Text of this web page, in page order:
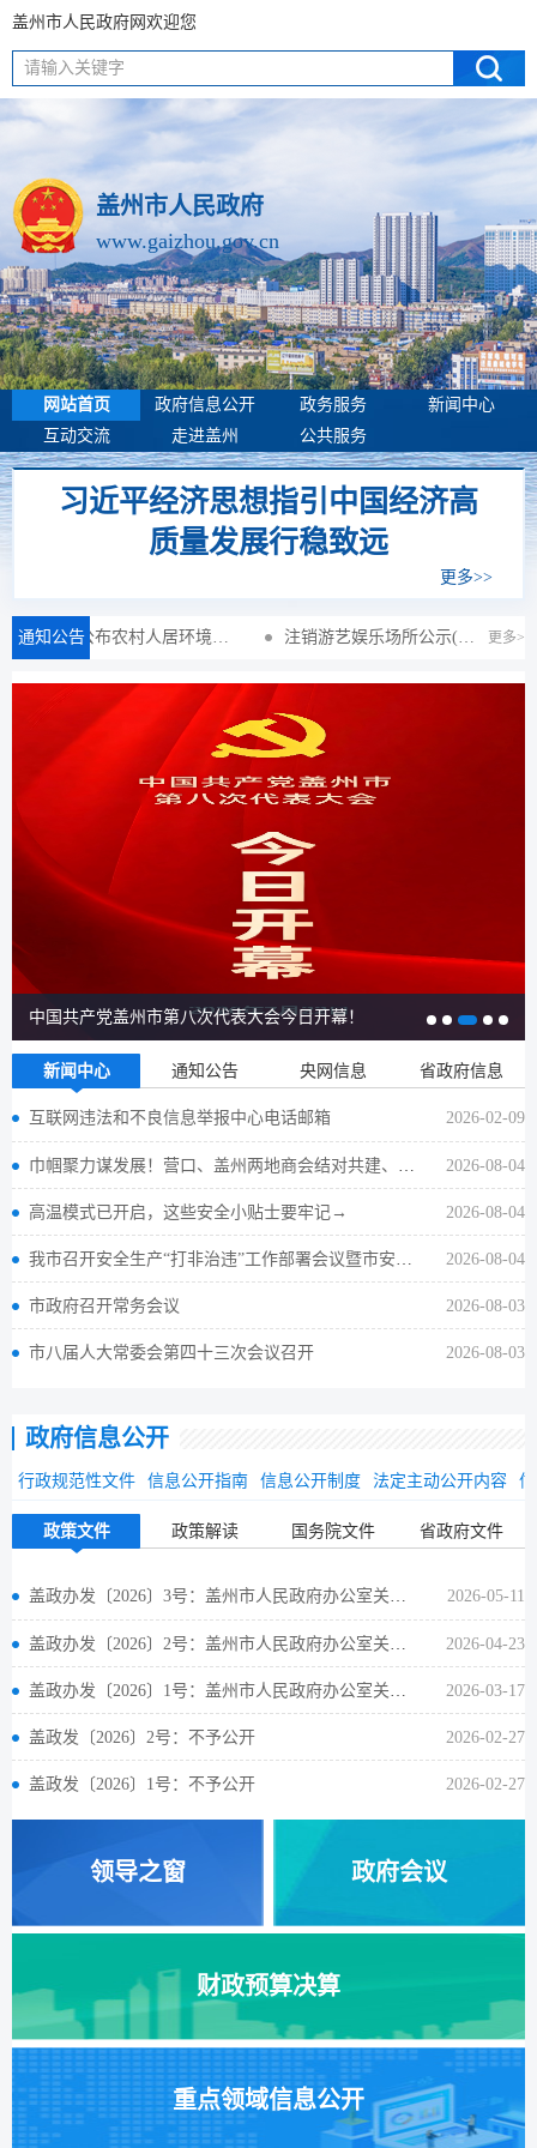
盖州市人民政府网欢迎您
请输入关键字
盖州市人民政府
www.gaizhou.gov.cn
网站首页 政府信息公开 政务服务
新闻中心
互动交流
走进盖州 公共服务
习近平经济思想指引中国经济高
质量发展行稳致远
更多>>
通知公告 关于公布农村人居环境整治工作监督电话的通告 注销游艺娱乐场所公示(盖州张欣永安电玩城中心) 更多>
八次代表大会今日开幕！ 中国共产党盖州市
新闻中心 通知公告 央网信息 省政府信息
互联网违法和不良信息举报中心电话邮箱 2026-02-09
巾帼聚力谋发展！营口、盖州两地商会结对共建、携手共赢 2026-08-04
高温模式已开启，这些安全小贴士要牢记→ 2026-08-04
我市召开安全生产“打非治违”工作部署会议暨市安委会三季度工作会议 2026-08-04
市政府召开常务会议 2026-08-03
市八届人大常委会第四十三次会议召开 2026-08-03
政府信息公开
行政规范性文件 信息公开指南 信息公开制度 法定主动公开内容
政策文件 政策解读 国务院文件 省政府文件
盖政办发〔2026〕3号：盖州市人民政府办公室关于调整市政府领导同志工作分工的通知 2026-05-11
盖政办发〔2026〕2号：盖州市人民政府办公室关于调整市政府领导同志工作分工的通知 2026-04-23
盖政办发〔2026〕1号：盖州市人民政府办公室关于调整市政府领导同志工作分工的通知 2026-03-17
盖政发〔2026〕2号：不予公开 2026-02-27
盖政发〔2026〕1号：不予公开 2026-02-27
领导之窗 政府会议
财政预算决算
重点领域信息公开